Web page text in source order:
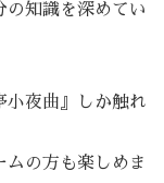
の知識を深めてい
小夜曲』しか触れ
ムの方も楽しめま